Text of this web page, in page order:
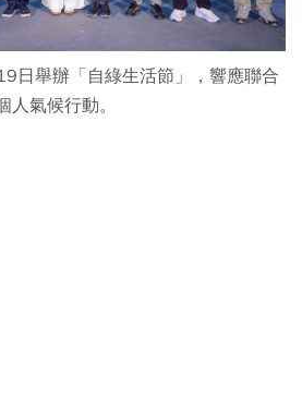
日舉辦「自綠生活節」，響應聯合
人氣候行動。